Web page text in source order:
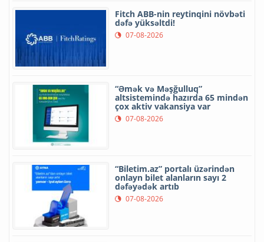
Fitch ABB-nin reytinqini növbəti
dəfə yüksəltdi!
07-08-2026
“Əmək və Məşğulluq”
altsistemində hazırda 65 mindən
çox aktiv vakansiya var
07-08-2026
“Biletim.az” portalı üzərindən
onlayn bilet alanların sayı 2
dəfəyədək artıb
07-08-2026